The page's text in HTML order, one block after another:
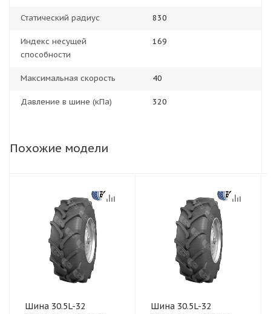
Статический радиус 830
Индекс несущей
способности
169
Максимальная скорость 40
Давление в шине (кПа) 320
Похожие модели
Шина 30.5L-32
Шина 30.5L-32